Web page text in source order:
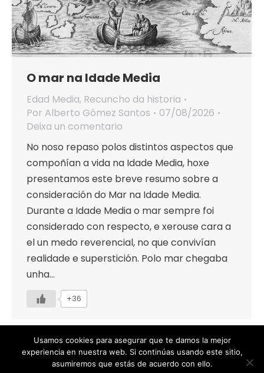
O mar na Idade Media
Edad Media, Recuncho da historia
Por Alberto Gómez Santos
07/08/2026
Deixa un comentario
No noso repaso polos distintos aspectos que
compoñían a vida na Idade Media, hoxe
presentamos este breve resumo sobre a
consideración do Mar na Idade Media.
Durante a Idade Media o mar sempre foi
considerado con respecto, e xerouse cara a
el un medo reverencial, no que convivían
realidade e superstición. Polo mar chegaba
unha…
+36
Usamos cookies para asegurar que te damos la mejor
experiencia en nuestra web. Si continúas usando este sitio,
asumiremos que estás de acuerdo con ello.